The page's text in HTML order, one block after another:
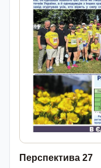
Перспектива 27